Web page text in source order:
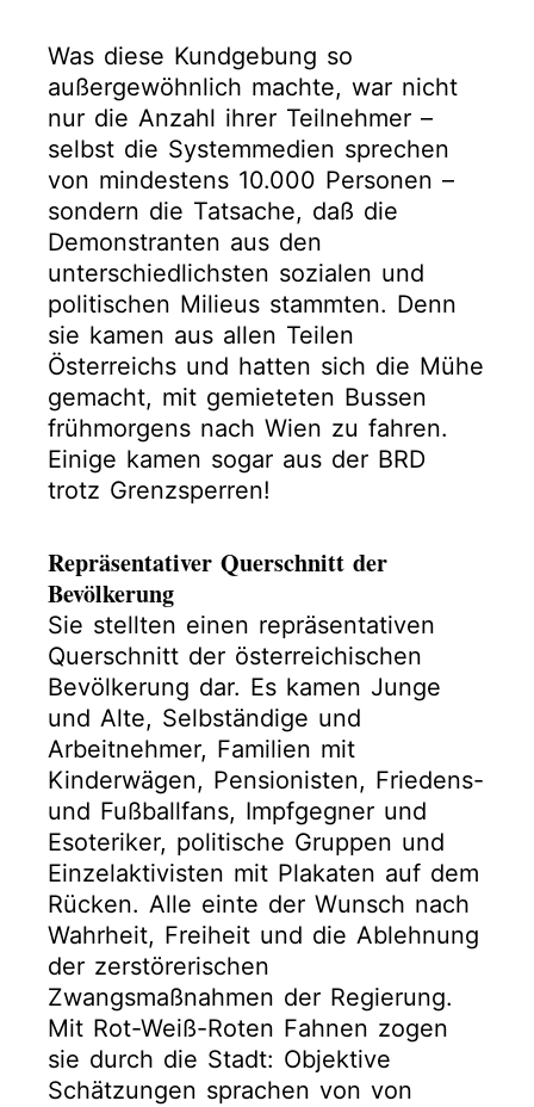
Was diese Kundgebung so
außergewöhnlich machte, war nicht
nur die Anzahl ihrer Teilnehmer –
selbst die Systemmedien sprechen
von mindestens 10.000 Personen –
sondern die Tatsache, daß die
Demonstranten aus den
unterschiedlichsten sozialen und
politischen Milieus stammten. Denn
sie kamen aus allen Teilen
Österreichs und hatten sich die Mühe
gemacht, mit gemieteten Bussen
frühmorgens nach Wien zu fahren.
Einige kamen sogar aus der BRD
trotz Grenzsperren!
Repräsentativer Querschnitt der
Bevölkerung
Sie stellten einen repräsentativen
Querschnitt der österreichischen
Bevölkerung dar. Es kamen Junge
und Alte, Selbständige und
Arbeitnehmer, Familien mit
Kinderwägen, Pensionisten, Friedens-
und Fußballfans, Impfgegner und
Esoteriker, politische Gruppen und
Einzelaktivisten mit Plakaten auf dem
Rücken. Alle einte der Wunsch nach
Wahrheit, Freiheit und die Ablehnung
der zerstörerischen
Zwangsmaßnahmen der Regierung.
Mit Rot-Weiß-Roten Fahnen zogen
sie durch die Stadt: Objektive
Schätzungen sprachen von von